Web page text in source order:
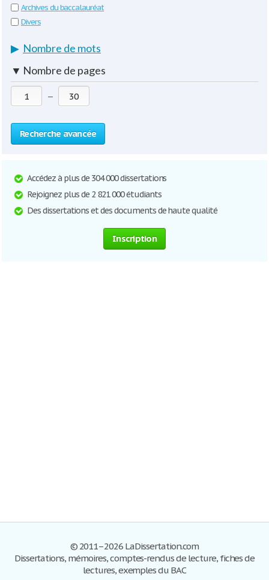
Archives du baccalauréat
Divers
▶ Nombre de mots
▼ Nombre de pages
—
Recherche avancée
Accédez à plus de 304 000 dissertations
Rejoignez plus de 2 821 000 étudiants
Des dissertations et des documents de haute qualité
Inscription
© 2011–2026 LaDissertation.com
Dissertations, mémoires, comptes-rendus de lecture, fiches de
lectures, exemples du BAC